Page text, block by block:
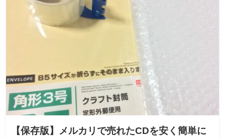
【保存版】メルカリで売れたCDを安く簡単に